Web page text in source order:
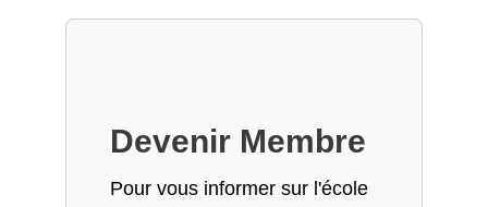
Devenir Membre
Pour vous informer sur l'école